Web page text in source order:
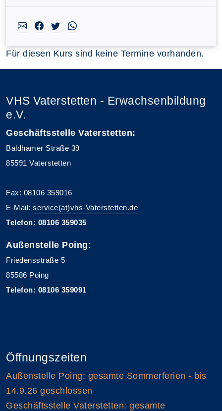
Für diesen Kurs sind keine Termine vorhanden.
VHS Vaterstetten - Erwachsenbildung
e.V.
Geschäftsstelle Vaterstetten:
Baldhamer Straße 39
85591 Vaterstetten
Fax: 08106 359016
E-Mail: service(at)vhs-Vaterstetten.de
Telefon: 08106 359035
Außenstelle Poing:
Friedensstraße 5
85586 Poing
Telefon: 08106 359091
Öffnungszeiten
Außenstelle Poing: gesamte Sommerferien - bis
14.9.26 geschlossen
Geschäftsstelle Vaterstetten: gesamte